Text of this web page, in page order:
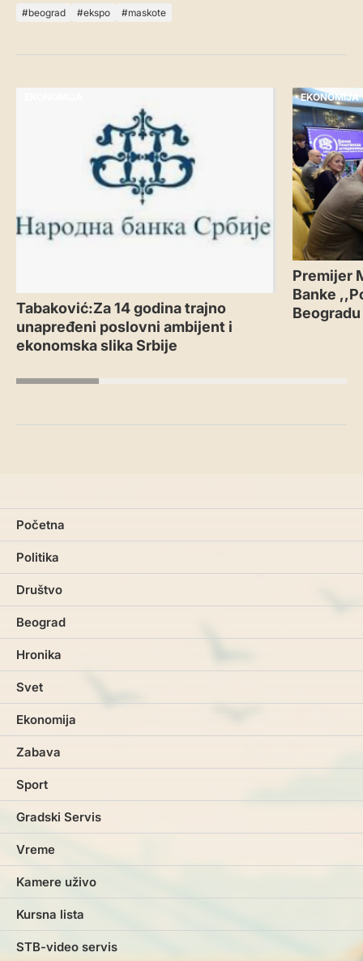
beograd ekspo maskote
Tabaković:Za 14 godina trajno
unapređeni poslovni ambijent i
ekonomska slika Srbije
EKONOMIJA
Premijer
Banke
Beogradu
Početna
Politika
Društvo
Beograd
Hronika
Svet
Ekonomija
Zabava
Sport
Gradski Servis
Vreme
Kamere uživo
Kursna lista
STB-video servis